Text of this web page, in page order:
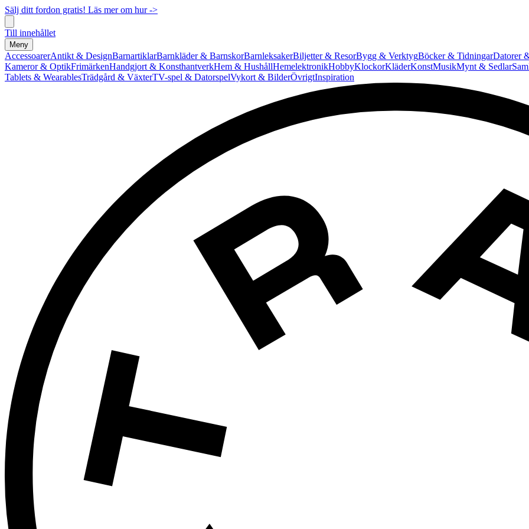
Sälj ditt fordon gratis! Läs mer om hur ->
Till innehållet
Meny
AccessoarerAntikt & DesignBarnartiklarBarnkläder & BarnskorBarnleksakerBiljetter & ResorBygg & VerktygBöcker & TidningarDatorer
Kameror & OptikFrimärkenHandgjort & KonsthantverkHem & HushållHemelektronikHobbyKlockorKläderKonstMusikMynt & Sedlar
Tablets & WearablesTrädgård & VäxterTV-spel & DatorspelVykort & BilderÖvrigtInspiration